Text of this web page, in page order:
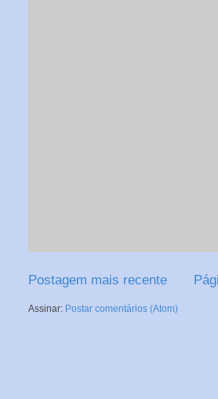
Postagem mais recente
Assinar: Postar comentários (Atom)